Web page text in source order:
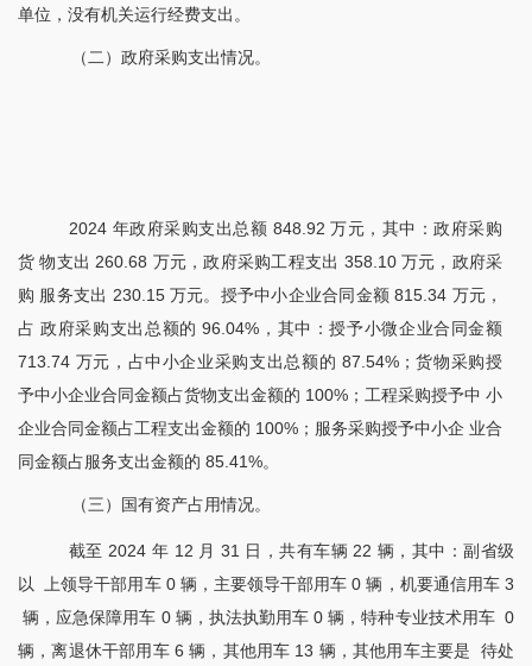
单位，没有机关运行经费支出。
（二）政府采购支出情况。
2024 年政府采购支出总额 848.92 万元，其中：政府采购
货 物支出 260.68 万元，政府采购工程支出 358.10 万元，政府采
购 服务支出 230.15 万元。授予中小企业合同金额 815.34 万元，
占 政府采购支出总额的 96.04%，其中：授予小微企业合同金额
713.74 万元，占中小企业采购支出总额的 87.54%；货物采购授
予中小企业合同金额占货物支出金额的 100%；工程采购授予中 小
企业合同金额占工程支出金额的 100%；服务采购授予中小企 业合
同金额占服务支出金额的 85.41%。
（三）国有资产占用情况。
截至 2024 年 12 月 31 日，共有车辆 22 辆，其中：副省级
以 上领导干部用车 0 辆，主要领导干部用车 0 辆，机要通信用车 3
辆，应急保障用车 0 辆，执法执勤用车 0 辆，特种专业技术用车 0
辆，离退休干部用车 6 辆，其他用车 13 辆，其他用车主要是 待处